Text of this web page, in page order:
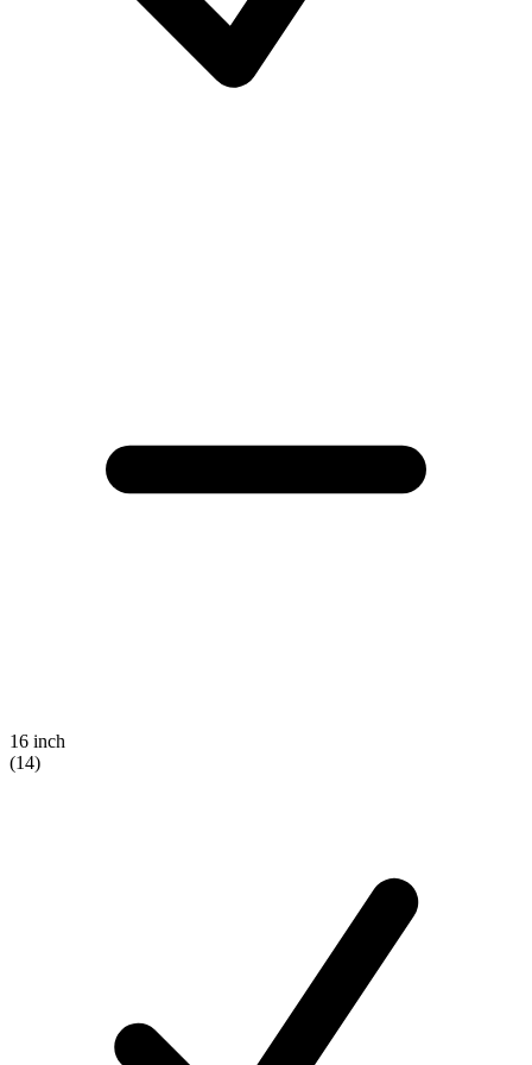
16 inch
(14)